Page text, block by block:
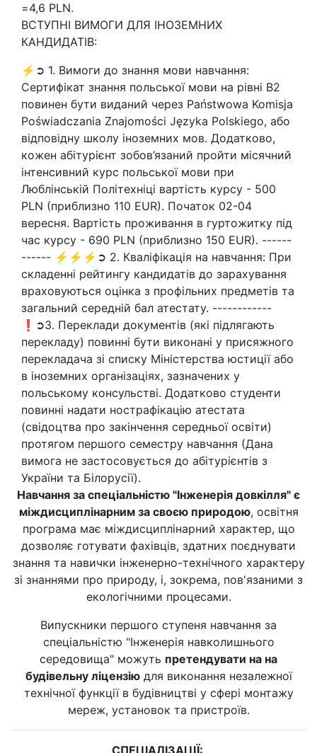
=4,6 PLN.
ВСТУПНІ ВИМОГИ ДЛЯ ІНОЗЕМНИХ
КАНДИДАТІВ:
⚡➲ 1. Вимоги до знання мови навчання:
Сертифікат знання польської мови на рівні В2
повинен бути виданий через Państwowa Komisja
Poświadczania Znajomości Języka Polskiego, або
відповідну школу іноземних мов. Додатково,
кожен абітурієнт зобов’язаний пройти місячний
інтенсивний курс польської мови при
Люблінській Політехніці вартість курсу - 500
PLN (приблизно 110 EUR). Початок 02-04
вересня. Вартість проживання в гуртожитку під
час курсу - 690 PLN (приблизно 150 EUR). ------
------ ⚡⚡⚡➲ 2. Кваліфікація на навчання: При
складенні рейтингу кандидатів до зарахування
враховуються оцінка з профільних предметів та
загальний середній бал атестату. ------------
❗➲3. Переклади документів (які підлягають
перекладу) повинні бути виконані у присяжного
перекладача зі списку Міністерства юстиції або
в іноземних організаціях, зазначених у
польському консульстві. Додатково студенти
повинні надати нострафікацію атестата
(свідоцтва про закінчення середньої освіти)
протягом першого семестру навчання (Дана
вимога не застосовується до абітурієнтів з
України та Білорусії).
Навчання за спеціальністю "Інженерія довкілля" є
міждисциплінарним за своєю природою, освітня
програма має міждисциплінарний характер, що
дозволяє готувати фахівців, здатних поєднувати
знання та навички інженерно-технічного характеру
зі знаннями про природу, і, зокрема, пов'язаними з
екологічними процесами.
Випускники першого ступеня навчання за
спеціальністю "Інженерія навколишнього
середовища" можуть претендувати на на
будівельну ліцензіюдля виконання незалежної
технічної функції в будівництві у сфері монтажу
мереж, установок та пристроїв.
СПЕЦІАЛІЗАЦІЇ: